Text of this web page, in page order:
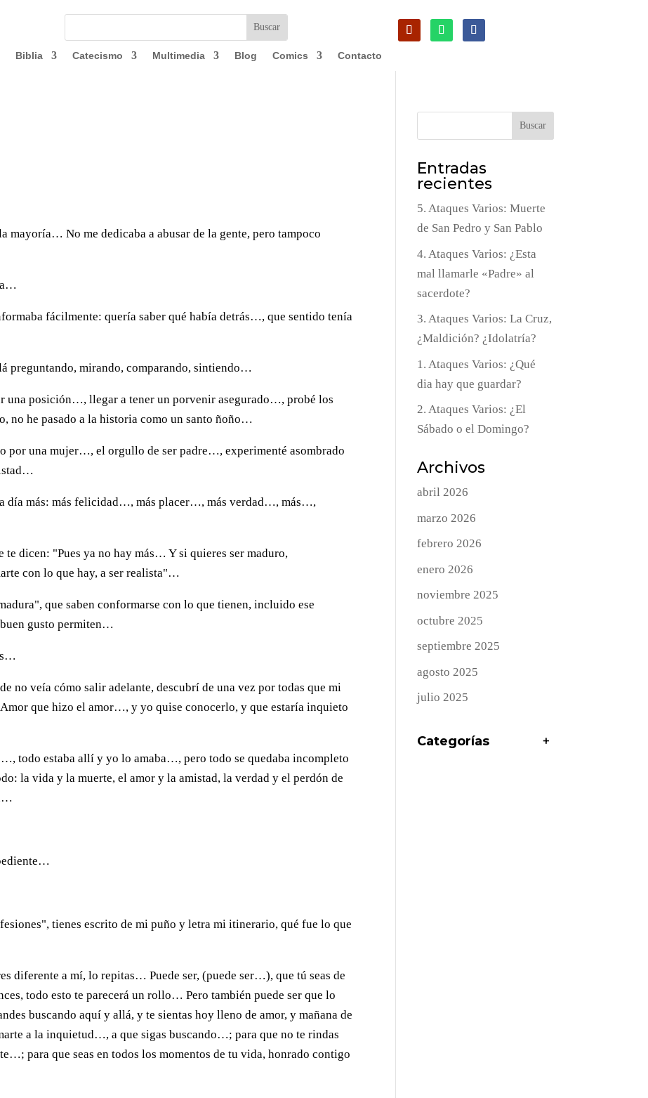
Biblia Catecismo Multimedia Blog Comics Contacto
mayoría… No me dedicaba a abusar de la gente, pero tampoco
fácilmente: quería saber qué había detrás…, que sentido tenía
preguntando, mirando, comparando, sintiendo…
una posición…, llegar a tener un porvenir asegurado…, probé los
no he pasado a la historia como un santo ñoño…
por una mujer…, el orgullo de ser padre…, experimenté asombrado
día más: más felicidad…, más placer…, más verdad…, más…,
te dicen: "Pues ya no hay más… Y si quieres ser maduro,
con lo que hay, a ser realista"…
que saben conformarse con lo que tienen, incluido ese
gusto permiten…
no veía cómo salir adelante, descubrí de una vez por todas que mi
que hizo el amor…, y yo quise conocerlo, y que estaría inquieto
todo estaba allí y yo lo amaba…, pero todo se quedaba incompleto
la vida y la muerte, el amor y la amistad, la verdad y el perdón de
tienes escrito de mi puño y letra mi itinerario, qué fue lo que
diferente a mí, lo repitas… Puede ser, (puede ser…), que tú seas de
todo esto te parecerá un rollo… Pero también puede ser que lo
buscando aquí y allá, y te sientas hoy lleno de amor, y mañana de
a la inquietud…, a que sigas buscando…; para que no te rindas
para que seas en todos los momentos de tu vida, honrado contigo
Buscar
Entradas
recientes
5. Ataques Varios: Muerte
de San Pedro y San Pablo
4. Ataques Varios: ¿Esta
mal llamarle «Padre» al
sacerdote?
3. Ataques Varios: La Cruz,
¿Maldición? ¿Idolatría?
1. Ataques Varios: ¿Qué
dia hay que guardar?
2. Ataques Varios: ¿El
Sábado o el Domingo?
Archivos
abril 2026
marzo 2026
febrero 2026
enero 2026
noviembre 2025
octubre 2025
septiembre 2025
agosto 2025
julio 2025
Categorías +